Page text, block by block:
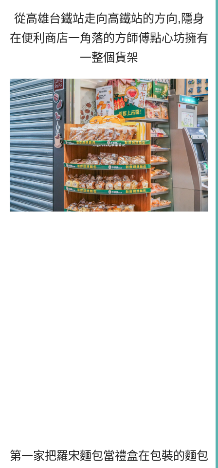
從高雄台鐵站走向高鐵站的方向,隱身
在便利商店一角落的方師傅點心坊擁有
一整個貨架
第一家把羅宋麵包當禮盒在包裝的麵包